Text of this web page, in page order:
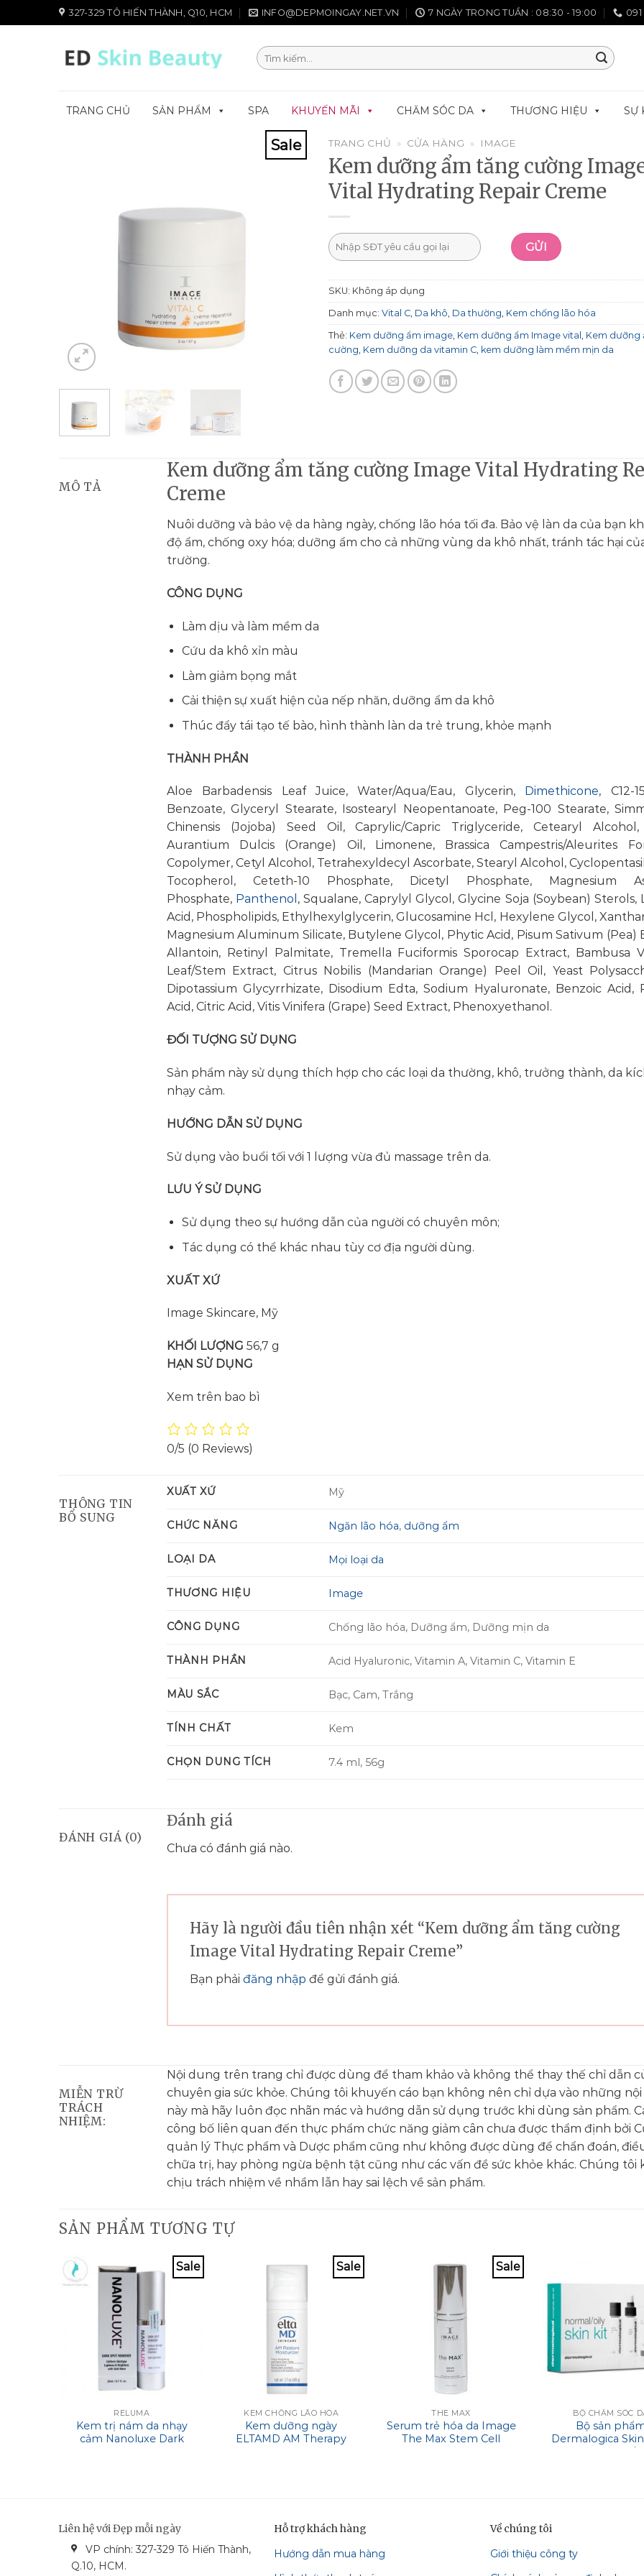
đến
327-329 TÔ HIẾN THÀNH, Q10, HCM INFO@DEPMOINGAY.NET.VN 7 NGÀY TRONG TUẦN : 08:30 - 19:00 091
Tìm
kiếm:
TRANG CHỦ SẢN PHẨM SPA KHUYẾN MÃI CHĂM SÓC DA THƯƠNG HIỆU SỰ
Sale TRANG CHỦ » CỬA HÀNG » IMAGE
Kem dưỡng ẩm tăng cường
Vital Hydrating Repair Creme
SKU: Không áp dụng
Danh mục: Vital C, Da khô Da thường Kem chống lão hóa
Thẻ: Kem dưỡng ẩm image, Kem dưỡng ẩm Image vital Kem dưỡng
cường Kem dưỡng da vitamin C, kem dưỡng làm mềm mịn da
MÔ TẢ
Kem dưỡng ẩm tăng cường Image Vital Hydrating
Creme
Nuôi dưỡng và bảo vệ da hàng ngày, chống lão hóa tối đa. Bảo vệ làn da của bạn
độ ẩm, chống oxy hóa; dưỡng ẩm cho cả những vùng da khô nhất, tránh tác hại
trường.
CÔNG DỤNG
Làm dịu và làm mềm da
Cứu da khô xỉn màu
Làm giảm bọng mắt
Cải thiện sự xuất hiện của nếp nhăn, dưỡng ẩm da khô
Thúc đẩy tái tạo tế bào, hình thành làn da trẻ trung, khỏe mạnh
THÀNH PHẦN
Aloe Barbadensis Leaf Juice, Water/Aqua/Eau, Glycerin, Dimethicone, C12-
Benzoate, Glyceryl Stearate, Isostearyl Neopentanoate, Peg-100 Stearate,
Chinensis (Jojoba) Seed Oil, Caprylic/Capric Triglyceride, Cetearyl
Aurantium Dulcis (Orange) Oil, Limonene, Brassica Campestris/Aleurites
Copolymer, Cetyl Alcohol, Tetrahexyldecyl Ascorbate, Stearyl Alcohol,
Tocopherol, Ceteth-10 Phosphate, Dicetyl Phosphate, Magnesium
Phosphate, Panthenol , Squalane, Caprylyl Glycol, Glycine Soja (Soybean) Sterols,
Acid, Phospholipids, Ethylhexylglycerin, Glucosamine Hcl, Hexylene Glycol,
Magnesium Aluminum Silicate, Butylene Glycol, Phytic Acid, Pisum Sativum (Pea)
Allantoin, Retinyl Palmitate, Tremella Fuciformis Sporocap Extract, Bambusa
Leaf/Stem Extract, Citrus Nobilis (Mandarian Orange) Peel Oil, Yeast
Dipotassium Glycyrrhizate, Disodium Edta, Sodium Hyaluronate, Benzoic Acid,
Acid, Citric Acid, Vitis Vinifera (Grape) Seed Extract, Phenoxyethanol.
ĐỐI TƯỢNG SỬ DỤNG
Sản phẩm này sử dụng thích hợp cho các loại da thường, khô, trưởng thành, da
nhạy cảm.
HƯỚNG DẪN SỬ DỤNG
Sử dụng vào buổi tối với 1 lượng vừa đủ massage trên da.
LƯU Ý SỬ DỤNG
Sử dụng theo sự hướng dẫn của người có chuyên môn;
Tác dụng có thể khác nhau tùy cơ địa người dùng.
XUẤT XỨ
Image Skincare, Mỹ
KHỐI LƯỢNG 56,7 g
HẠN SỬ DỤNG
Xem trên bao bì
0/5 (0 Reviews)
THÔNG TIN
BỔ SUNG
XUẤT XỨ Mỹ
CHỨC NĂNG Ngăn lão hóa, dưỡng ẩm
LOẠI DA Mọi loại da
THƯƠNG HIỆU Image
CÔNG DỤNG Chống lão hóa, Dưỡng ẩm, Dưỡng mịn da
THÀNH PHẦN Acid Hyaluronic, Vitamin A, Vitamin C, Vitamin E
MÀU SẮC Bạc, Cam, Trắng
TÍNH CHẤT Kem
CHỌN DUNG TÍCH 7.4 ml, 56g
ĐÁNH GIÁ (0)
Đánh giá
Chưa có đánh giá nào.
Hãy là người đầu tiên nhận xét “Kem dưỡng ẩm tăng cường
Image Vital Hydrating Repair Creme”
Bạn phải đăng nhập để gửi đánh giá.
MIỄN TRỪ
TRÁCH
NHIỆM:
Nội dung trên trang chỉ được dùng để tham khảo và không thể thay thế chỉ dẫn
chuyên gia sức khỏe. Chúng tôi khuyến cáo bạn không nên chỉ dựa vào những
này mà hãy luôn đọc nhãn mác và hướng dẫn sử dụng trước khi dùng sản phẩm.
công bố liên quan đến thực phẩm chức năng giảm cân chưa được thẩm định bởi
quản lý Thực phẩm và Dược phẩm cũng như không được dùng để chẩn đoán,
chữa trị, hay phòng ngừa bệnh tật cũng như các vấn đề sức khỏe khác. Chúng tôi
chịu trách nhiệm về nhầm lẫn hay sai lệch về sản phẩm.
SẢN PHẨM TƯƠNG TỰ
Sale
RELUMA
Kem trị nám da nhạy
cảm Nanoluxe Dark
Sale
KEM CHỐNG LÃO HÓA
Kem dưỡng ngày
ELTAMD AM Therapy
Sale
THE MAX
Serum trẻ hóa da Image
The Max Stem Cell
BỘ CHĂM SÓC
Bộ sản
Dermalogica
Liên hệ với Đẹp mỗi ngày
VP chính: 327-329 Tô Hiến Thành,
Q.10, HCM.
Hỗ trợ khách hàng
Hướng dẫn mua hàng
Về chúng tôi
Giới thiệu công ty
vietcom_bankvcash_bankmastercard